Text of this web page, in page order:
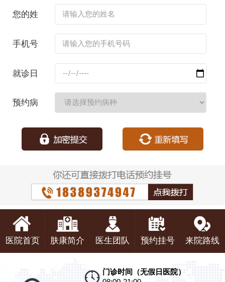
您的姓
手机号
就诊日
预约病
医院首页 肤康简介 医生团队 预约挂号 来院路线
门诊时间（无假日医院）